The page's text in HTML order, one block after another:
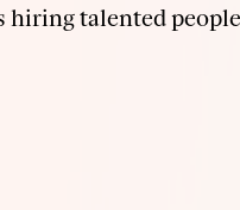
hiring talented